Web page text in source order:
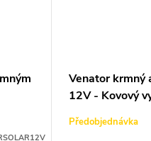
Venator krmný
12V - Kovový
Předobjednávka